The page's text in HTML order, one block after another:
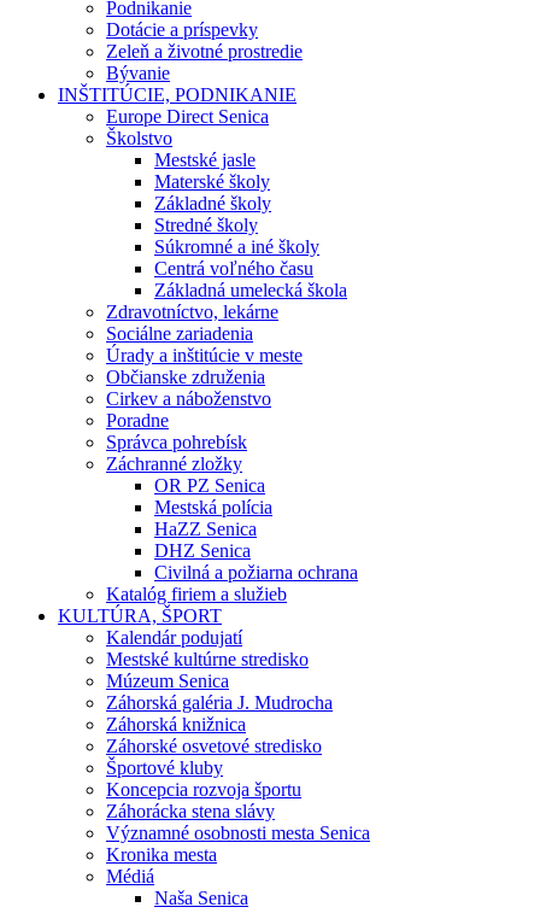
Podnikanie
Dotácie a príspevky
Zeleň a životné prostredie
Bývanie
INŠTITÚCIE, PODNIKANIE
Europe Direct Senica
Školstvo
Mestské jasle
Materské školy
Základné školy
Stredné školy
Súkromné a iné školy
Centrá voľného času
Základná umelecká škola
Zdravotníctvo, lekárne
Sociálne zariadenia
Úrady a inštitúcie v meste
Občianske združenia
Cirkev a náboženstvo
Poradne
Správca pohrebísk
Záchranné zložky
OR PZ Senica
Mestská polícia
HaZZ Senica
DHZ Senica
Civilná a požiarna ochrana
Katalóg firiem a služieb
KULTÚRA, ŠPORT
Kalendár podujatí
Mestské kultúrne stredisko
Múzeum Senica
Záhorská galéria J. Mudrocha
Záhorská knižnica
Záhorské osvetové stredisko
Športové kluby
Koncepcia rozvoja športu
Záhorácka stena slávy
Významné osobnosti mesta Senica
Kronika mesta
Médiá
Naša Senica